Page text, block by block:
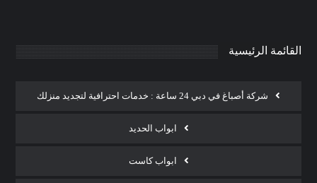
القائمة الرئيسية
شركة أصباغ في دبي 24 ساعة : خدمات احترافية لتجديد منزلك
ابواب الحديد
ابواب كاست